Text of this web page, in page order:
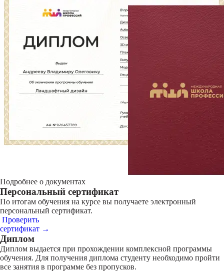
Подробнее о документах
Персональный сертификат
По итогам обучения на курсе вы получаете электронный
персональный сертификат.
Проверить
сертификат →
Диплом
Диплом выдается при прохождении комплексной программы
обучения. Для получения диплома студенту необходимо пройти
все занятия в программе без пропусков.